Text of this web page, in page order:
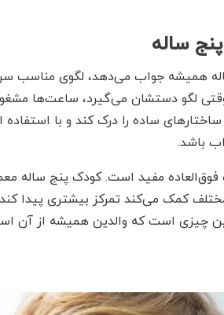
پیشنهادی که برای خرید کادو برای کودک ۵ ساله
لگو دستشان می‌گیرد، ساعت‌ها
ساده را درک کند و با
باشد.
مفید است. کودک پنج ساله
کمک می‌کند تمرکز بیشتری پیدا
چیزی است که والدین همیشه از آن